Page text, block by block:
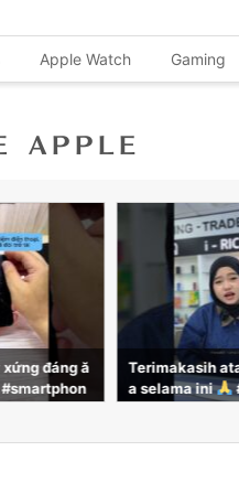
Apple Watch Gaming
support ny
#sm
iPhoneこんな使
よ！iPhone の